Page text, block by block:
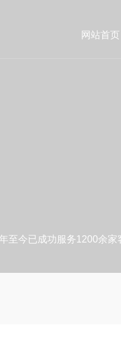
网站首页
至今已成功服务1200余